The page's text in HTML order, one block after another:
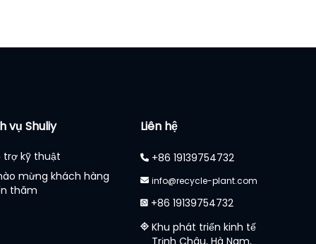
vụ Shuliy
trợ kỹ thuật
mừng khách hàng
thăm
Liên hệ
+86 19139754732
info@recycle-plant.com
+86 19139754732
Khu phát triển kinh tế